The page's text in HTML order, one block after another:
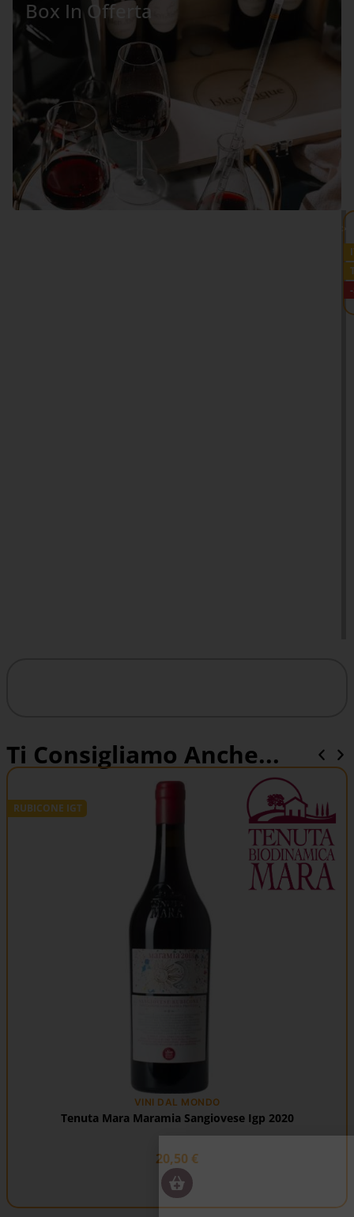
Box In Offerta
Ti Consigliamo Anche...
RUBICONE IGT
VINI DAL MONDO
Tenuta Mara Maramia Sangiovese Igp 2020
20,50 €